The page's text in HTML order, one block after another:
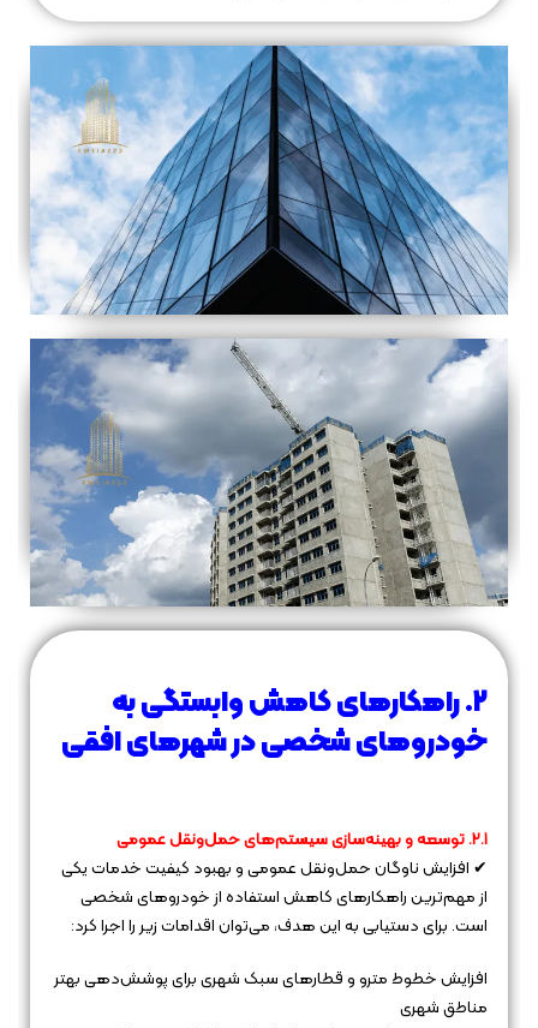
۲. راهکارهای کاهش وابستگی به
خودروهای شخصی در شهرهای افقی
۲.۱. توسعه و بهینه‌سازی سیستم‌های حمل‌ونقل عمومی
✔ افزایش ناوگان حمل‌ونقل عمومی و بهبود کیفیت خدمات یکی
از مهم‌ترین راهکارهای کاهش استفاده از خودروهای شخصی
است. برای دستیابی به این هدف، می‌توان اقدامات زیر را اجرا کرد:
افزایش خطوط مترو و قطارهای سبک شهری برای پوشش‌دهی بهتر
مناطق شهری